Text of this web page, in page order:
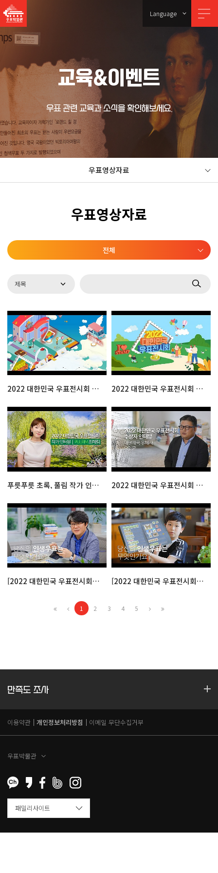
Language
교육&이벤트
우표 관련 교육과 소식을 확인해보세요.
우표영상자료
우표영상자료
전체
2022 대한민국 우표전시회 메타버스 체험관 & 이벤트 2022 대한민국 우표전시회 공식홍보영상 : 체험관(우표박물관)
푸릇푸릇 초록, 풀림 작가 인터뷰 2022 대한민국 우표전시회 국무총리상 인터뷰
[2022 대한민국 우표전시회] 인생우표찾기 ep.2 [2022 대한민국 우표전시회] 인생우표찾기 ep.1
1 2 3 4 5
만족도 조사
이용약관 개인정보처리방침 이메일 무단수집거부
우표박물관